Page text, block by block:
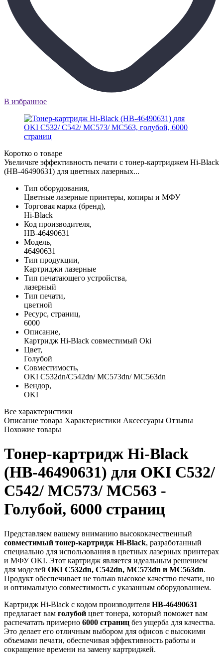
В избранное
Коротко о товаре
Увеличьте эффективность печати с тонер-картриджем Hi-Black
(HB-46490631) для цветных лазерных...
Тип оборудования,
Цветные лазерные принтеры, копиры и МФУ
Торговая марка (бренд),
Hi-Black
Код производителя,
HB-46490631
Модель,
46490631
Тип продукции,
Картриджи лазерные
Тип печатающего устройства,
лазерный
Тип печати,
цветной
Ресурс, страниц,
6000
Описание,
Картридж Hi-Black совместимый Oki
Цвет,
Голубой
Совместимость,
OKI C532dn/C542dn/ MC573dn/ MC563dn
Вендор,
OKI
Все характеристики
Описание товара Характеристики Аксессуары Отзывы
Похожие товары
Тонер-картридж Hi-Black
(HB-46490631) для OKI C532/
C542/ MC573/ MC563 -
Голубой, 6000 страниц
Представляем вашему вниманию высококачественный
совместимый тонер-картридж Hi-Black, разработанный
специально для использования в цветных лазерных принтерах
и МФУ OKI. Этот картридж является идеальным решением
для моделей OKI C532dn, C542dn, MC573dn и MC563dn.
Продукт обеспечивает не только высокое качество печати, но
и оптимальную совместимость с указанным оборудованием.
Картридж Hi-Black с кодом производителя HB-46490631
предлагает вам голубой цвет тонера, который поможет вам
распечатать примерно 6000 страниц без ущерба для качества.
Это делает его отличным выбором для офисов с высокими
объемами печати, обеспечивая эффективность работы и
сокращение времени на замену картриджей.